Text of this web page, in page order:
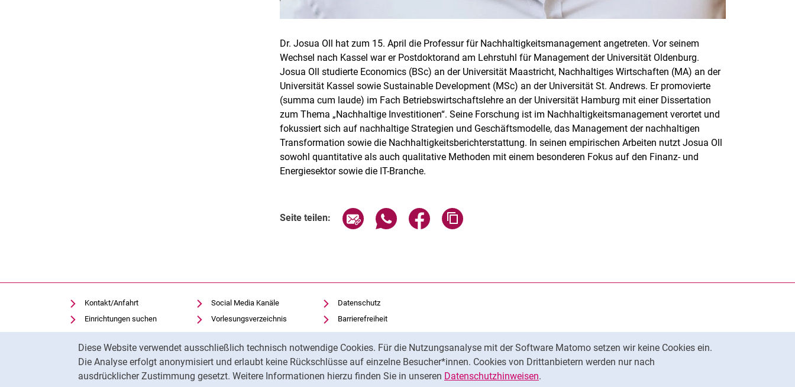
Diese Website verwendet ausschließlich technisch notwendige Cookies. Für die Nutzungsanalyse mit der Software Matomo setzen wir keine Cookies ein.
Die Analyse erfolgt anonymisiert und erlaubt keine Rückschlüsse auf einzelne Besucher*innen. Cookies von Drittanbietern werden nur nach
ausdrücklicher Zustimmung gesetzt. Weitere Informationen hierzu finden Sie in unseren Datenschutzhinweisen.
Dr. Josua Oll hat zum 15. April die Professur für Nachhaltigkeitsmanagement angetreten. Vor seinem
Wechsel nach Kassel war er Postdoktorand am Lehrstuhl für Management der Universität Oldenburg.
Josua Oll studierte Economics (BSc) an der Universität Maastricht, Nachhaltiges Wirtschaften (MA) an der
Universität Kassel sowie Sustainable Development (MSc) an der Universität St. Andrews. Er promovierte
(summa cum laude) im Fach Betriebswirtschaftslehre an der Universität Hamburg mit einer Dissertation
zum Thema „Nachhaltige Investitionen“. Seine Forschung ist im Nachhaltigkeitsmanagement verortet und
fokussiert sich auf nachhaltige Strategien und Geschäftsmodelle, das Management der nachhaltigen
Transformation sowie die Nachhaltigkeitsberichterstattung. In seinen empirischen Arbeiten nutzt Josua Oll
sowohl quantitative als auch qualitative Methoden mit einem besonderen Fokus auf den Finanz- und
Energiesektor sowie die IT-Branche.
Seite teilen: Seite über E-Mail teilen
Seite über WhatsApp teilen (externer Link, öffnet neues Fenster)
Seite über Facebook teilen (externer Link, öffnet neues Fenster)
Kontakt/Anfahrt
Einrichtungen suchen
Stellenangebote
Notfall
Cookie-Einstellungen
Social Media Kanäle
Vorlesungsverzeichnis
Moodle
Panopto
Universitätsbibliothek
Datenschutz
Barrierefreiheit
Transparenter KI-Einsatz
Impressum